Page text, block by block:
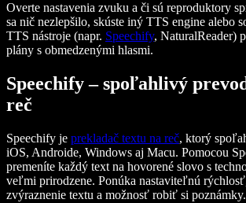
Overte nastavenia zvuku a či sú reproduktory
sa nič nezlepšilo, skúste iný TTS engine alebo
TTS nástroje (napr. Speechify, NaturalReader)
plány s obmedzenými hlasmi.
Speechify – spoľahlivý
reč
Speechify je prekladač textu na reč, ktorý
iOS, Androide, Windows aj Macu. Pomocou
premeníte každý text na hovorené slovo s
veľmi prirodzene. Ponúka nastaviteľnú
zvýraznenie textu a možnosť robiť si poznámky.